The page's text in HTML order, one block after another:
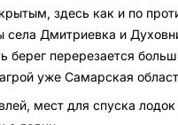
здесь как и по
села Дмитриевка и
берег перерезается
уже Самарская
мест для спуска